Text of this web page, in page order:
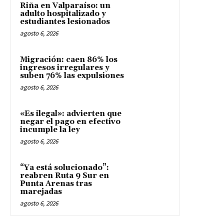
Riña en Valparaíso: un
adulto hospitalizado y
estudiantes lesionados
agosto 6, 2026
Migración: caen 86% los
ingresos irregulares y
suben 76% las expulsiones
agosto 6, 2026
«Es ilegal»: advierten que
negar el pago en efectivo
incumple la ley
agosto 6, 2026
“Ya está solucionado”:
reabren Ruta 9 Sur en
Punta Arenas tras
marejadas
agosto 6, 2026